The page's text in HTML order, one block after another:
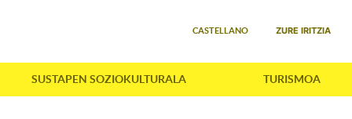
CASTELLANO ZURE IRITZIA
SUSTAPEN SOZIOKULTURALA TURISMOA